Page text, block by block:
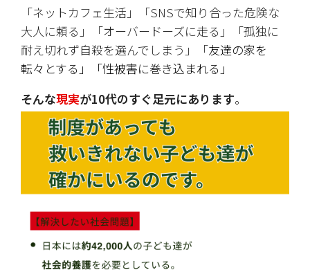
「ネットカフェ生活」「SNSで知り合った危険な
大人に頼る」「オーバードーズに走る」「孤独に
耐え切れず自殺を選んでしまう」「友達の家を
転々とする」「性被害に巻き込まれる」
そんな現実が10代のすぐ足元にあります。